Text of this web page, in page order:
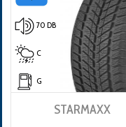
70 DB
C
G
STARMAXX